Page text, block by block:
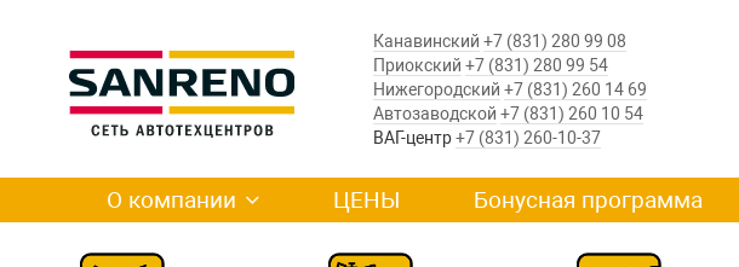
Канавинский +7 (831) 280 99 08
Приокский +7 (831) 280 99 54
Нижегородский +7 (831) 260 14 69
Автозаводской +7 (831) 260 10 54
ВАГ-центр+7 (831) 260-10-37
О компании ЦЕНЫ Бонусная программа